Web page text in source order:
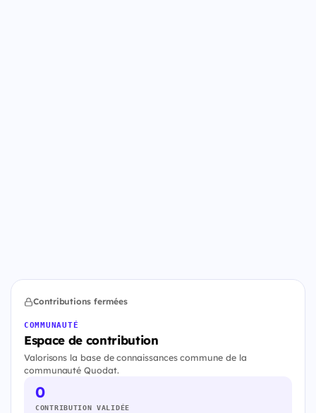
Contributions fermées
COMMUNAUTÉ
Espace de contribution
Valorisons la base de connaissances commune de la
communauté Quodat.
0
CONTRIBUTION VALIDÉE